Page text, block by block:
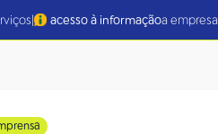
| acesso à informaçãoa empresa